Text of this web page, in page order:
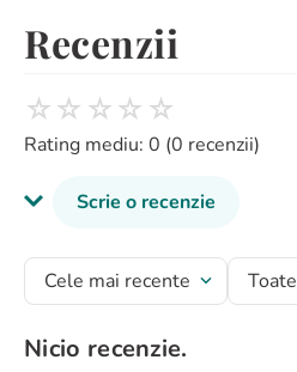
Recenzii
☆☆ ☆☆ ☆
Rating mediu: 0 (0 recenzii)
Scrie o recenzie
Titlu recenzie
Evaluează produsul cu un
Cele mai recente Toate
Nicio recenzie.